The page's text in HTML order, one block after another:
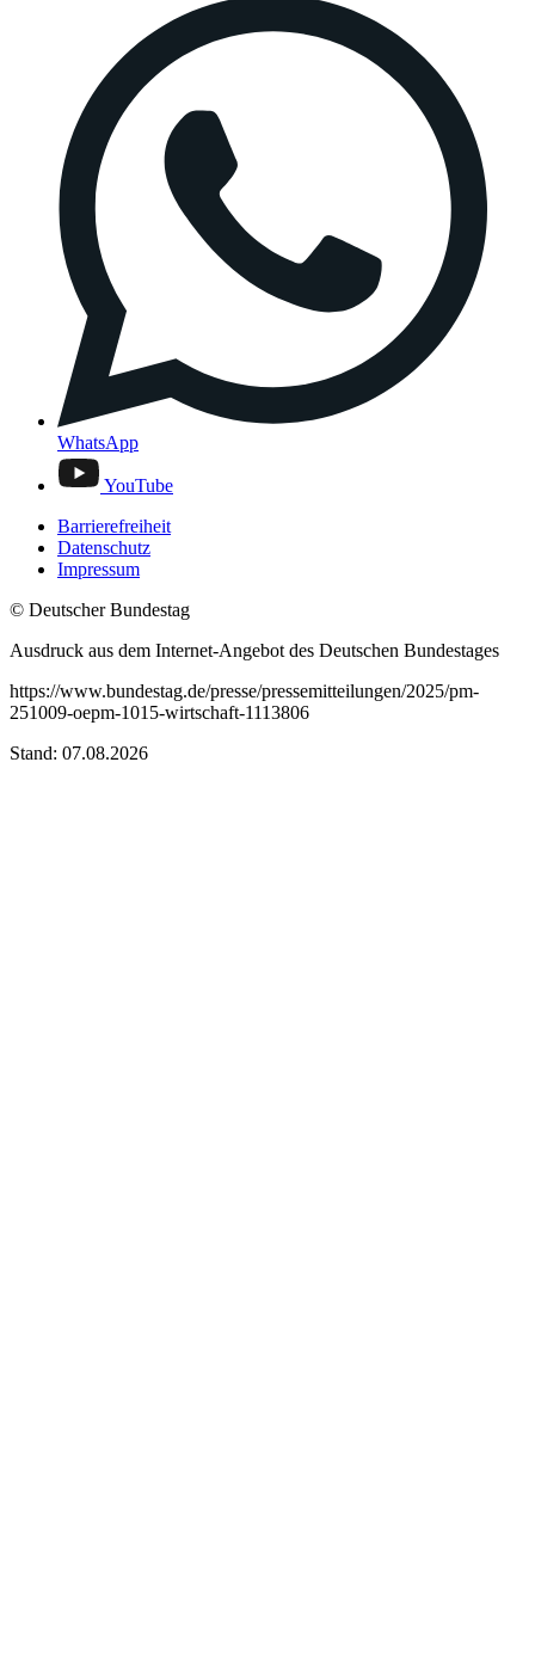
WhatsApp
YouTube
Barrierefreiheit
Datenschutz
Impressum
© Deutscher Bundestag
Ausdruck aus dem Internet-Angebot des Deutschen Bundestages
https://www.bundestag.de/presse/pressemitteilungen/2025/pm-
251009-oepm-1015-wirtschaft-1113806
Stand: 07.08.2026